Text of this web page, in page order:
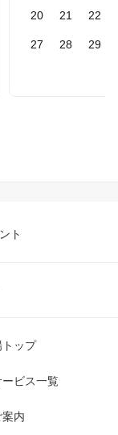
20 21 22
27 28 29
ト
ップ
ビス一覧
内